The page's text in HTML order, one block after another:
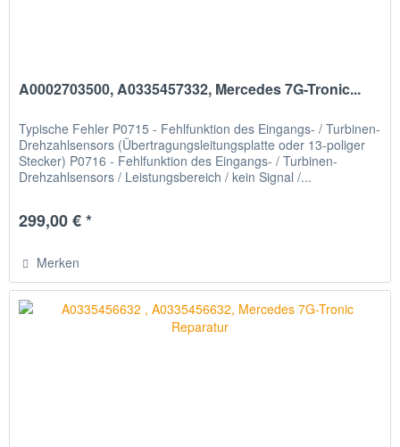
A0002703500, A0335457332, Mercedes 7G-Tronic...
Typische Fehler P0715 - Fehlfunktion des Eingangs- / Turbinen-
Drehzahlsensors (Übertragungsleitungsplatte oder 13-poliger
Stecker) P0716 - Fehlfunktion des Eingangs- / Turbinen-
Drehzahlsensors / Leistungsbereich / kein Signal /...
299,00 € *
Merken